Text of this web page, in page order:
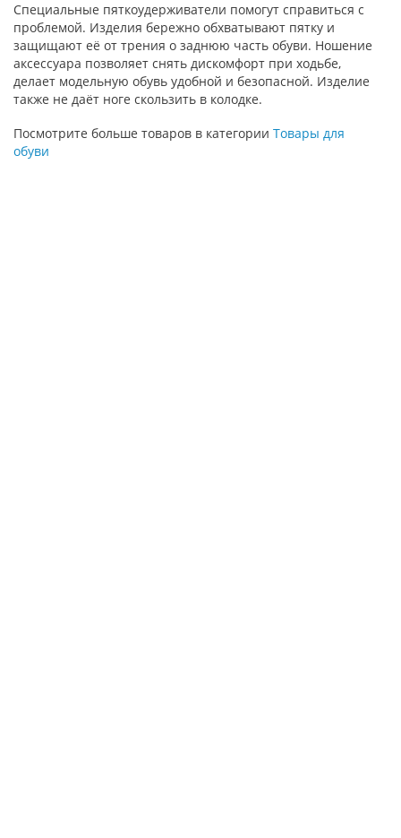
Специальные пяткоудерживатели помогут справиться с
проблемой. Изделия бережно обхватывают пятку и
защищают её от трения о заднюю часть обуви. Ношение
аксессуара позволяет снять дискомфорт при ходьбе,
делает модельную обувь удобной и безопасной. Изделие
также не даёт ноге скользить в колодке.
Посмотрите больше товаров в категории Товары для
обуви